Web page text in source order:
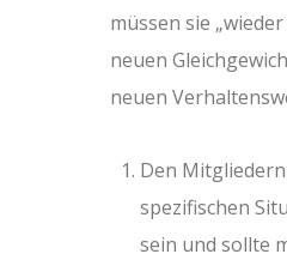
müssen sie
neuen
neuen
Den
spezifischen
sein und sollte